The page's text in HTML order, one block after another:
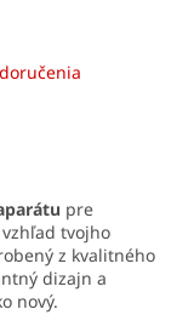
pre
vzhľad tvojho
z kvalitného
dizajn a
nový.